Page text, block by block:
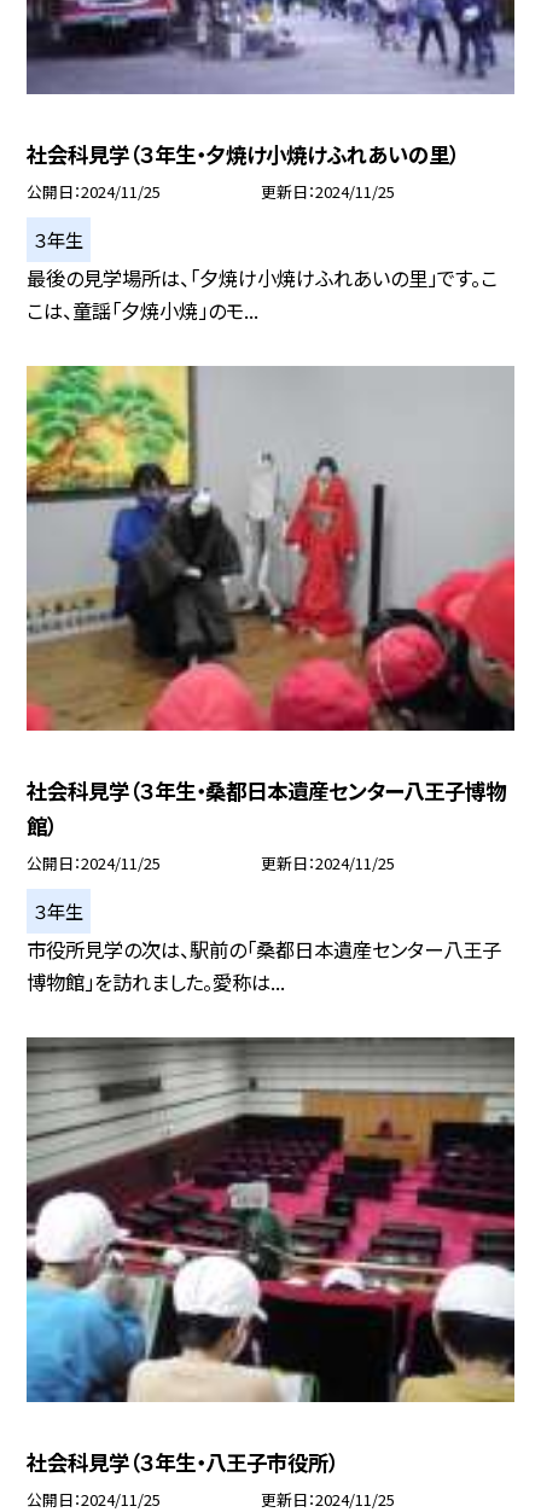
社会科見学（３年生・夕焼け小焼けふれあいの里）
公開日 2024/11/25 更新日 2024/11/25
３年生
最後の見学場所は、「夕焼け小焼けふれあいの里」です。こ
こは、童謡「夕焼小焼」のモ...
社会科見学（３年生・桑都日本遺産センター八王子博物
館）
公開日 2024/11/25 更新日 2024/11/25
３年生
市役所見学の次は、駅前の「桑都日本遺産センター八王子
博物館」を訪れました。愛称は...
社会科見学（３年生・八王子市役所）
公開日 2024/11/25 更新日 2024/11/25